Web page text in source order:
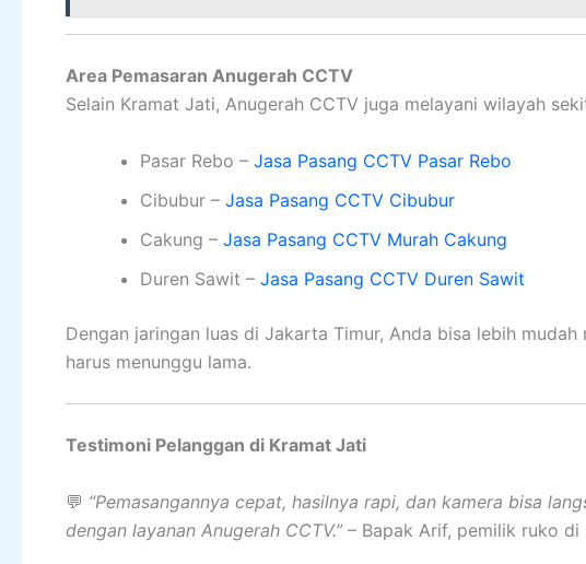
Area Pemasaran Anugerah CCTV
Selain Kramat Jati, Anugerah CCTV juga melayani wilayah
Pasar Rebo – Jasa Pasang CCTV Pasar Rebo
Cibubur – Jasa Pasang CCTV Cibubur
Cakung – Jasa Pasang CCTV Murah Cakung
Duren Sawit – Jasa Pasang CCTV Duren Sawit
Dengan jaringan luas di Jakarta Timur, Anda bisa lebih
harus menunggu lama.
Testimoni Pelanggan di Kramat Jati
💬 “Pemasangannya cepat, hasilnya rapi, dan kamera bisa
dengan layanan Anugerah CCTV.”– Bapak Arif, pemilik ruko di